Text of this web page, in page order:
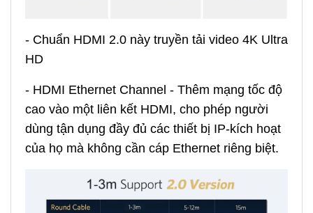
- Chuẩn HDMI 2.0 này truyền tải video 4K Ultra
HD
- HDMI Ethernet Channel - Thêm mạng tốc độ
cao vào một liên kết HDMI, cho phép người
dùng tận dụng đầy đủ các thiết bị IP-kích hoạt
của họ mà không cần cáp Ethernet riêng biệt.